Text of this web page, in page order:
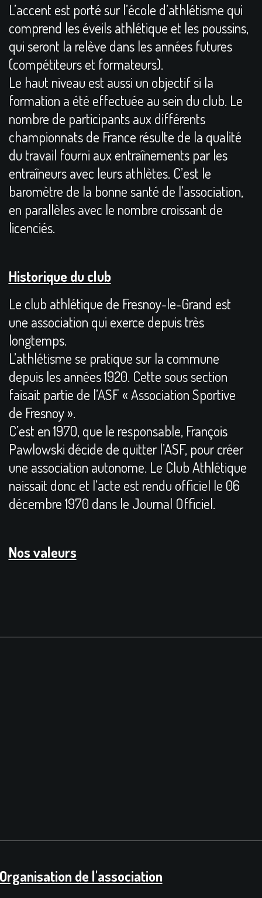
L’accent est porté sur l’école d’athlétisme qui
comprend les éveils athlétique et les poussins,
qui seront la relève dans les années futures
(compétiteurs et formateurs).
Le haut niveau est aussi un objectif si la
formation a été effectuée au sein du club. Le
nombre de participants aux différents
championnats de France résulte de la qualité
du travail fourni aux entraînements par les
entraîneurs avec leurs athlètes. C’est le
baromètre de la bonne santé de l’association,
en parallèles avec le nombre croissant de
licenciés.
Historique du club
Le club athlétique de Fresnoy-le-Grand est
une association qui exerce depuis très
longtemps.
L’athlétisme se pratique sur la commune
depuis les années 1920. Cette sous section
faisait partie de l’ASF « Association Sportive
de Fresnoy ».
C’est en 1970, que le responsable, François
Pawlowski décide de quitter l’ASF, pour créer
une association autonome. Le Club Athlétique
naissait donc et l’acte est rendu officiel le 06
décembre 1970 dans le Journal Officiel.
Nos valeurs
de l'association